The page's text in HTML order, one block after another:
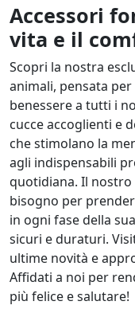
Accessori
vita e il
Scopri la nostra
animali, pensata
benessere a tutti i
cucce accoglienti e
che stimolano la
agli indispensabili
quotidiana. Il
bisogno per
in ogni fase della
sicuri e duraturi.
ultime novità e
Affidati a noi per
più felice e salutare!